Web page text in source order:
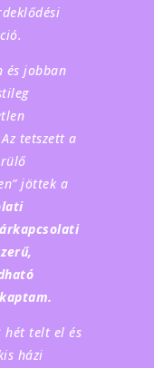
és jobban
tetszett a
jöttek a
hét telt el és
házi